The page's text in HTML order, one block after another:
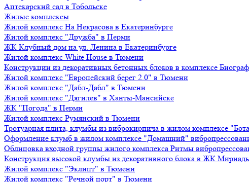
Аптекарский сад в Тобольске
Жилые комплексы
Жилой комплекс На Некрасова в Екатеринбурге
Жилой комплекс "Дружба" в Перми
ЖК Клубный дом на ул. Ленина в Екатеринбурге
Жилой комплекс White House в Тюмени
Конструкции из декоративных бетонных блоков в комплексе
Жилой комплекс "Европейский берег 2.0" в Тюмени
Жилой комплекс "Дабл-Дабл" в Тюмени
Жилой комплекс "Дягилев" в Ханты-Мансийске
ЖК "Погода" в Перми
Жилой комплекс Румянский в Тюмени
Тротуарная плита, клумбы из виброкирпича в жилом комплексе
Оформление клумб в жилом комплексе "Домашний"
Облицовка входной группы жилого комплекса Ритмы
Конструкция высокой клумбы из декоративного блока в ЖК
Жилой комплекс "Эклипт" в Тюмени
Жилой комплекс "Речной порт" в Тюмени